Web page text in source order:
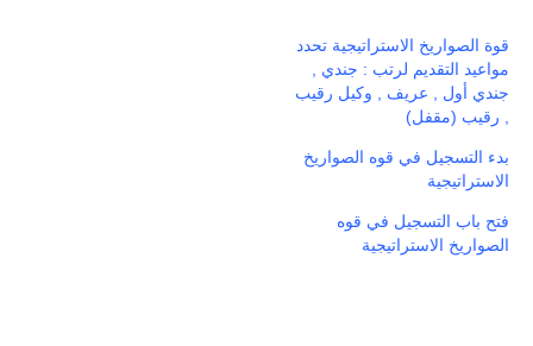
قوة الصواريخ الاستراتيجية تحدد
مواعيد التقديم لرتب : جندي ,
جندي أول , عريف , وكيل رقيب
, رقيب (مقفل)
بدء التسجيل في قوه الصواريخ
الاستراتيجية
فتح باب التسجيل في قوه
الصواريخ الاستراتيجية